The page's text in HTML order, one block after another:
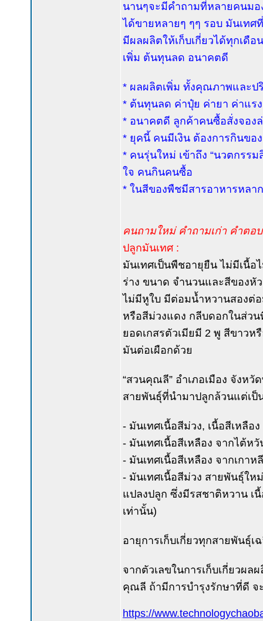
นานๆจะมีคำถามที่หลายคนมอ
ได้ขายหลายๆ ๆๆ รอบ มันเท
มีผลผลิตให้เก็บเกี่ยวได้ทุกเดื
เพิ่ม ต้นทุนลด อนาคตดี
* ผลผลิตเพิ่ม ทั้งคุณภาพและป
* ต้นทุนลด ค่าปุ๋ย ค่ายา ค่าแร
* อนาคตดี ลูกค้าคนซื้อสั่งจอง
* ยุคนี้ คนมีเงิน ต้องการกินขอ
* คนรุ่นใหม่ เข้าถึง “นวตกรร
ใจ คนกินคนซื้อ
* ในสีของพืชมีสารอาหารหล
คนถามใหม่ คำถามเก่า คำตอ
ปลูกมันเทศ :
มันเทศเป็นพืชอายุยืน ไม่มีเนื้
ร่าง ขนาด จำนวนและสีของหั
ไม่มีหูใบ มีต่อมน้ำหวานสองต่
หรือสีม่วงแดง กลีบดอกในส่ว
ยอดเกสรตัวเมียมี 2 พู สีขาวห
มันต่อเผือกด้วย
“สวนคุณลี” อำเภอเมือง จังห
สายพันธุ์ที่นำมาปลูกล้วนแต่เป็
- มันเทศเนื้อสีม่วง, เนื้อสีเหลื
- มันเทศเนื้อสีเหลือง จากไต้หวั
- มันเทศเนื้อสีเหลือง จากเกา
- มันเทศเนื้อสีม่วง สายพันธุ์ใ
แปลงปลูก ซึ่งมีรสชาติหวาน เนื้
เท่านั้น)
อายุการเก็บเกี่ยวทุกสายพันธุ์
จากตัวเลขในการเก็บเกี่ยวผ
คุณลี ถ้ามีการบำรุงรักษาที่ดี จ
https://